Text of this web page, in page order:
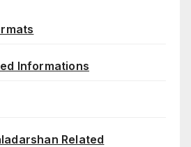
Informations
Related